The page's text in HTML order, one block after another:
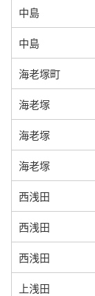
中島
中島
海老塚町
海老塚
海老塚
海老塚
西浅田
西浅田
西浅田
上浅田